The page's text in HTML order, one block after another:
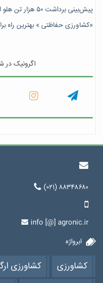
پیش‎‌بینی برداشت ۵۰ هزار تن هلو از باغات چهارمحال و بختیاری
«کشاورزی حفاظتی » بهترین راه
اگرونیک در
(۰۲۱) ۸۸۳۴۸۶۸۰
info [@] agronic.ir
ابرواژه
کشاورزی کشاورزی